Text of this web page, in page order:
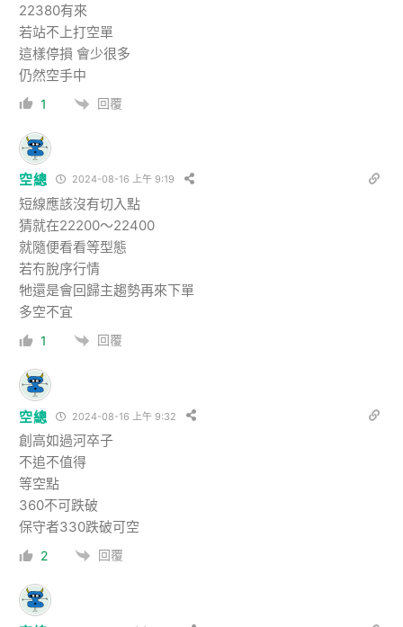
22380有來
若站不上打空單
這樣停損 會少很多
仍然空手中
1 回覆
空總 2024-08-16 上午 9:19
短線應該沒有切入點
猜就在22200～22400
就隨便看看等型態
若𠕇脫序行情
牠還是會回歸主趨勢再來下單
多空不宜
1 回覆
空總 2024-08-16 上午 9:32
創高如過河卒子
不追不值得
等空點
360不可跌破
保守者330跌破可空
2 回覆